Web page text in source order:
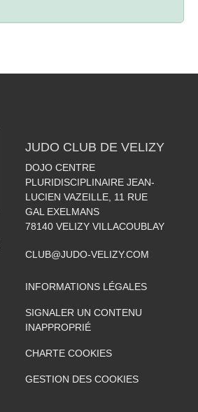
JUDO CLUB DE VELIZY
DOJO CENTRE
PLURIDISCIPLINAIRE JEAN-
LUCIEN VAZEILLE, 11 RUE
GAL EXELMANS
78140 VELIZY VILLACOUBLAY
CLUB@JUDO-VELIZY.COM
INFORMATIONS LÉGALES
SIGNALER UN CONTENU
INAPPROPRIÉ
CHARTE COOKIES
GESTION DES COOKIES